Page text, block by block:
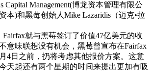
Capital Management(博龙资本管理有限公
本)和黑莓创始人Mike Lazaridis（迈克•拉
就与黑莓签订了价值47亿美元的收
意味联想没有机会，黑莓曾宣布在Fairfax
4日之前，扔将考虑其他报价方案。这意
天起还有两个星期的时间来提出更加有吸